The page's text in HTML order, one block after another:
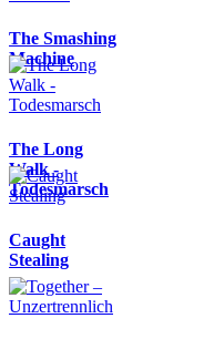
The Smashing
Machine
The Long
Walk -
Todesmarsch
Caught
Stealing